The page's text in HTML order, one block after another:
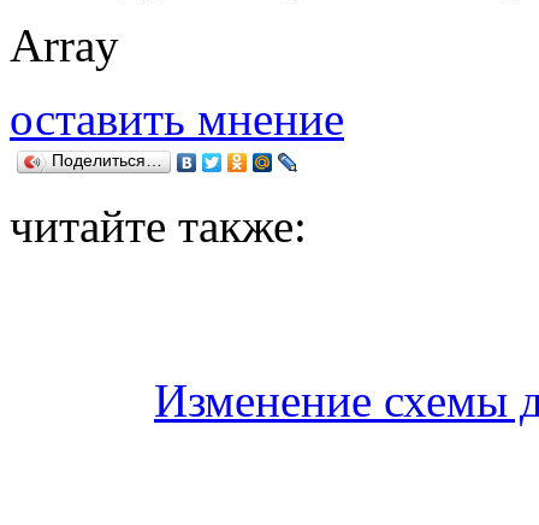
Array
оставить мнение
Поделиться…
читайте также:
Изменение схемы